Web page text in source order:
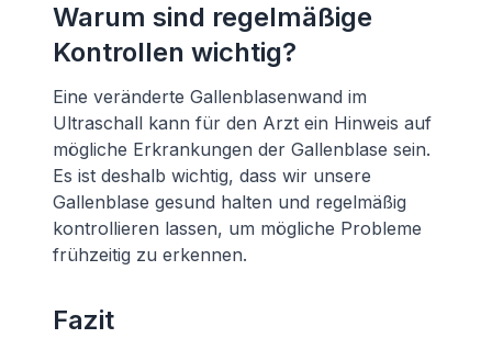
Warum sind regelmäßige
Kontrollen wichtig?
Eine veränderte Gallenblasenwand im
Ultraschall kann für den Arzt ein Hinweis auf
mögliche Erkrankungen der Gallenblase sein.
Es ist deshalb wichtig, dass wir unsere
Gallenblase gesund halten und regelmäßig
kontrollieren lassen, um mögliche Probleme
frühzeitig zu erkennen.
Fazit